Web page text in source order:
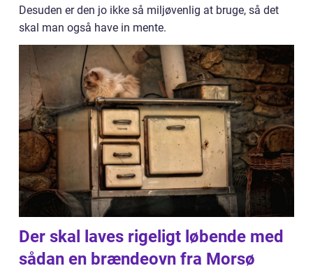
Desuden er den jo ikke så miljøvenlig at bruge, så det
skal man også have in mente.
Der skal laves rigeligt løbende med
sådan en brændeovn fra Morsø